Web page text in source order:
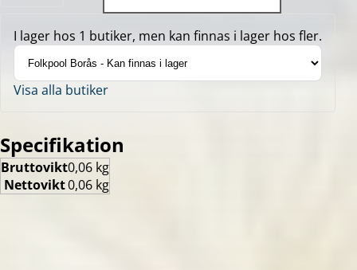
I lager hos 1 butiker, men kan finnas i lager hos fler.
Visa alla butiker
Specifikation
Bruttovikt0,06 kg
Nettovikt0,06 kg